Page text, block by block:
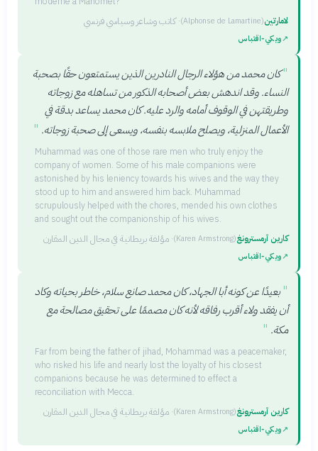
لامارتين
(Alphonse de Lamartine)
·كاتب وشاعر وسياسي فرنسي
↗ويكي‑اقتباس
"كان محمد من هؤلاء الرجال النادرين الذين يستمتعون حقًا بصحبة
النساء. وقد اندهش بعض أصحابه الذكور من تساهله مع زوجاته
وطريقتهن في الوقوف أمامه والرد عليه. كان محمد يساعد بدقة في
الأعمال المنزلية، ويصلح ملابسه بنفسه، ويسعى إلى صحبة زوجاته. "
Muhammad was one of those rare men who truly enjoy the
company of women. Some of his male companions were
astonished by his leniency towards his wives and the way they
stood up to him and answered him back. Muhammad
scrupulously helped with the chores, mended his own clothes
and sought out the companionship of his wives.
كارين آرمسترونغ
(Karen Armstrong)
· مؤلفة بريطانية في مجال الدين المقارن
↗ويكي‑اقتباس
" بعيدًا عن كونه أبا الجهاد، كان محمد صانع سلام، خاطر بحياته وكاد
أن يفقد ولاء أقرب رفاقه لأنه كان مصممًا على تحقيق مصالحة مع
مكة. "
Far from being the father of jihad, Mohammad was a peacemaker,
who risked his life and nearly lost the loyalty of his closest
companions because he was determined to effect a
reconciliation with Mecca.
كارين آرمسترونغ
(Karen Armstrong)
· مؤلفة بريطانية في مجال الدين المقارن
↗ويكي‑اقتباس